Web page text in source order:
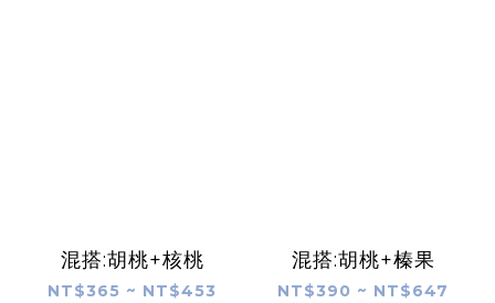
混搭:胡桃+核桃
NT$365 ~ NT$453
混搭:胡桃+榛果
NT$390 ~ NT$647